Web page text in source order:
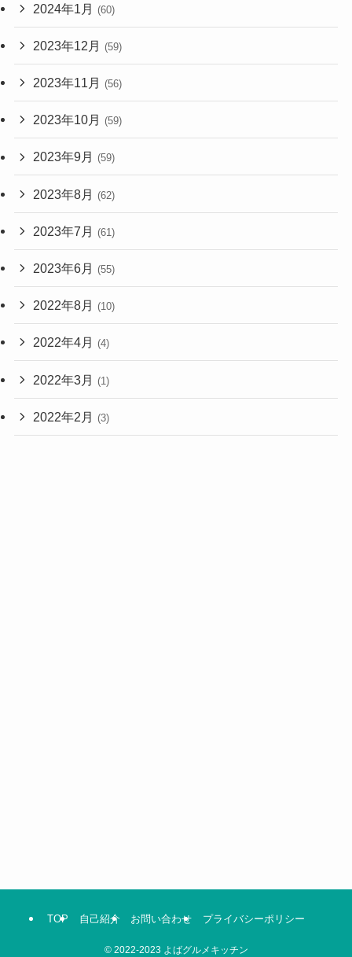
2024年1月 (60)
2023年12月 (59)
2023年11月 (56)
2023年10月 (59)
2023年9月 (59)
2023年8月 (62)
2023年7月 (61)
2023年6月 (55)
2022年8月 (10)
2022年4月 (4)
2022年3月 (1)
2022年2月 (3)
TOP 自己紹介 お問い合わせ プライバシーポリシー
©2022-2023 よばグルメキッチン